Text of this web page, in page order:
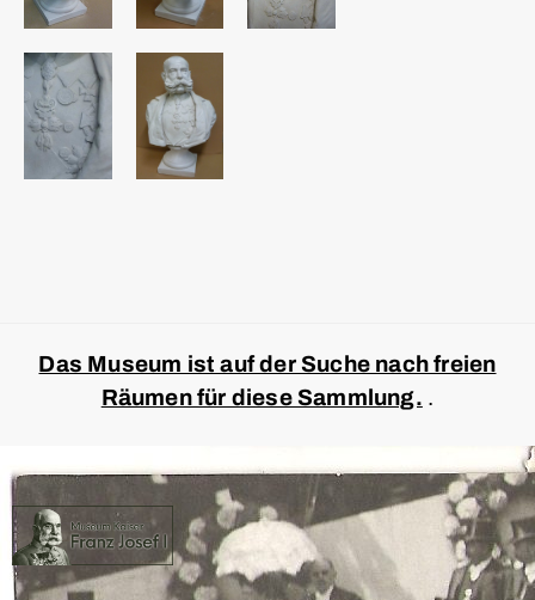
Das Museum ist auf der Suche nach freien
Räumen für diese Sammlung. .